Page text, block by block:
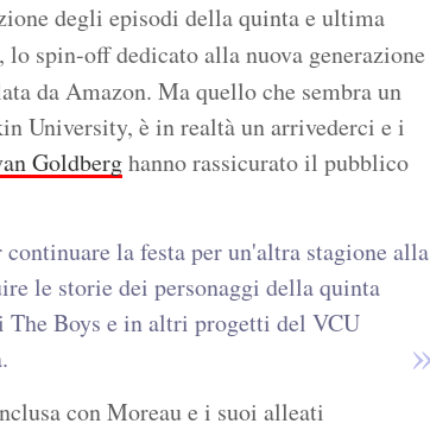
degli episodi della quinta e ultima
lo spin-off dedicato alla nuova generazione
da Amazon. Ma quello che sembra un
University, è in realtà un arrivederci e i
Goldberghanno rassicurato il pubblico
la festa per un'altra stagione alla
le storie dei personaggi della quinta
The Boys e in altri progetti del VCU
con Moreau e i suoi alleati